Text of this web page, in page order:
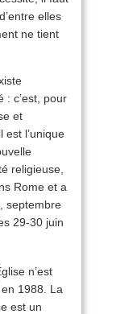
elles
ne tient
: c’est, pour
et
est l’unique
religieuse,
Rome et a
, septembre
29-30 juin
n’est
1988. La
est un